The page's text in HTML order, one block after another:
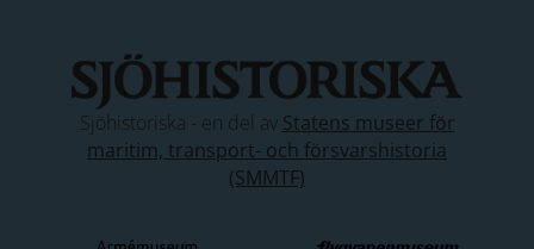
Sjöhistoriska - en del av Statens museer för
maritim, transport- och försvarshistoria
(SMMTF)